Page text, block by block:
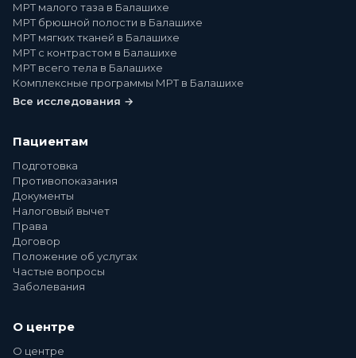
МРТ малого таза в Балашихе
МРТ брюшной полости в Балашихе
МРТ мягких тканей в Балашихе
МРТ с контрастом в Балашихе
МРТ всего тела в Балашихе
Комплексные программы МРТ в Балашихе
Все исследования →
Пациентам
Подготовка
Противопоказания
Документы
Налоговый вычет
Права
Договор
Положение об услугах
Частые вопросы
Заболевания
О центре
О центре